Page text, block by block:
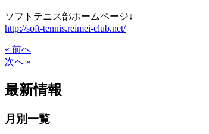
ソフトテニス部ホームページ↓
http://soft-tennis.reimei-club.net/
« 前へ
次へ »
最新情報
月別一覧